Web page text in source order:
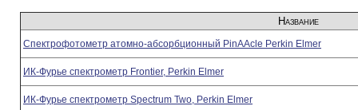
Название
Cпектрофотометр атомно-абсорбционный PinAAcle Perkin Elmer
ИК-Фурье спектрометр Frontier, Perkin Elmer
ИК-Фурье спектрометр Spectrum Two, Perkin Elmer